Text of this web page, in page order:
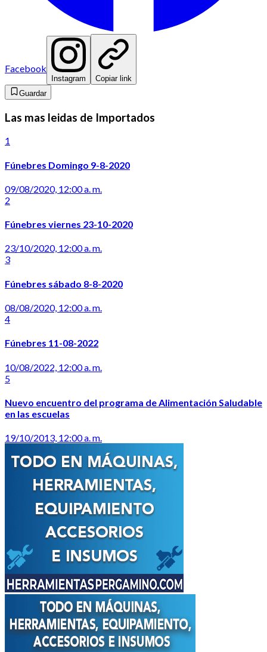
Facebook
Instagram
Copiar link
Guardar
Las mas leidas de Importados
1
Fúnebres Domingo 9-8-2020
09/08/2020, 12:00 a. m.
2
Fúnebres viernes 23-10-2020
23/10/2020, 12:00 a. m.
3
Fúnebres sábado 8-8-2020
08/08/2020, 12:00 a. m.
4
Fúnebres 11-08-2022
10/08/2022, 12:00 a. m.
5
Nuevo encuentro del programa de Alimentación Saludable
en las escuelas
19/10/2013, 12:00 a. m.